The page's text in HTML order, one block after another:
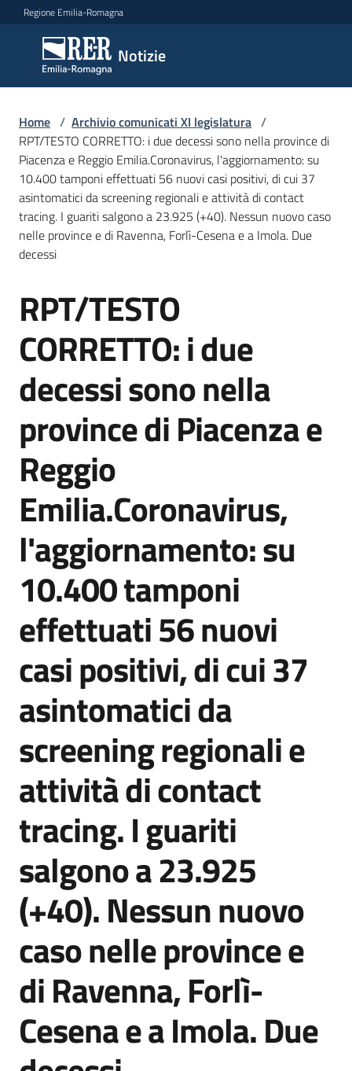
Vai al contenuto
Vai alla navigazione
Vai al footer
Regione Emilia-Romagna
Notizie
Notizie
Comunicati
stampa
Cerca
un
comunicato
Risorse
Agenzia
di
informazione
e
comunicazione
Seguici
su
Home / Archivio comunicati XI legislatura /
RPT/TESTO CORRETTO: i due decessi sono nella province di
Piacenza e Reggio Emilia.Coronavirus, l'aggiornamento: su
10.400 tamponi effettuati 56 nuovi casi positivi, di cui 37
asintomatici da screening regionali e attività di contact
tracing. I guariti salgono a 23.925 (+40). Nessun nuovo caso
nelle province e di Ravenna, Forlì-Cesena e a Imola. Due
decessi
Salta al contenuto
RPT/TESTO
CORRETTO: i due
decessi sono nella
province di Piacenza e
Reggio
Emilia.Coronavirus,
l'aggiornamento: su
10.400 tamponi
effettuati 56 nuovi
casi positivi, di cui 37
asintomatici da
screening regionali e
attività di contact
tracing. I guariti
salgono a 23.925
(+40). Nessun nuovo
caso nelle province e
di Ravenna, Forlì-
Cesena e a Imola. Due